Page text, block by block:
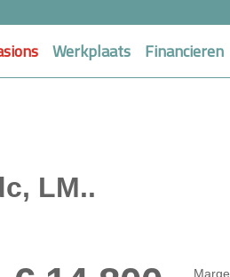
Werkplaats Financieren
LM..
Marge